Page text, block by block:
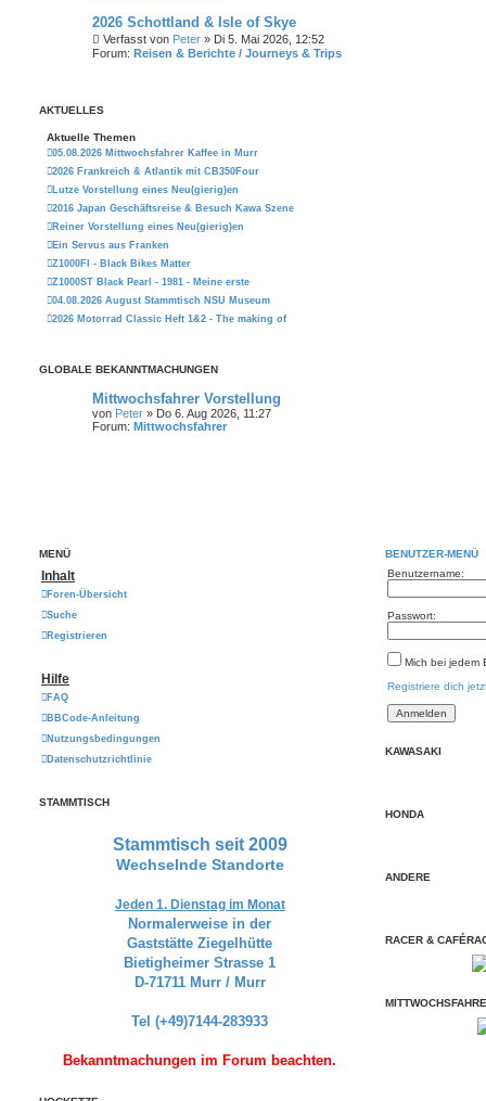
2026 Schottland & Isle of Skye
Verfasst von Peter » Di 5. Mai 2026, 12:52
Forum: Reisen & Berichte / Journeys & Trips
AKTUELLES
Aktuelle Themen
05.08.2026 Mittwochsfahrer Kaffee in Murr
2026 Frankreich & Atlantik mit CB350Four
Lutze Vorstellung eines Neu(gierig)en
2016 Japan Geschäftsreise & Besuch Kawa Szene
Reiner Vorstellung eines Neu(gierig)en
Ein Servus aus Franken
Z1000FI - Black Bikes Matter
Z1000ST Black Pearl - 1981 - Meine erste
04.08.2026 August Stammtisch NSU Museum
2026 Motorrad Classic Heft 1&2 - The making of
GLOBALE BEKANNTMACHUNGEN
Mittwochsfahrer Vorstellung
von Peter » Do 6. Aug 2026, 11:27
Forum: Mittwochsfahrer
MENÜ
Inhalt
Foren-Übersicht
Suche
Registrieren
Hilfe
FAQ
BBCode-Anleitung
Nutzungsbedingungen
Datenschutzrichtlinie
STAMMTISCH
Stammtisch seit 2009
Wechselnde Standorte
Jeden 1. Dienstag im Monat
Normalerweise in der
Gaststätte Ziegelhütte
Bietigheimer Strasse 1
D-71711 Murr / Murr
Tel (+49)7144-283933
Bekanntmachungen im Forum beachten.
BENUTZER-MENÜ
Benutzername:
Passwort:
Mich bei jedem
Registriere dich
KAWASAKI
HONDA
ANDERE
RACER &